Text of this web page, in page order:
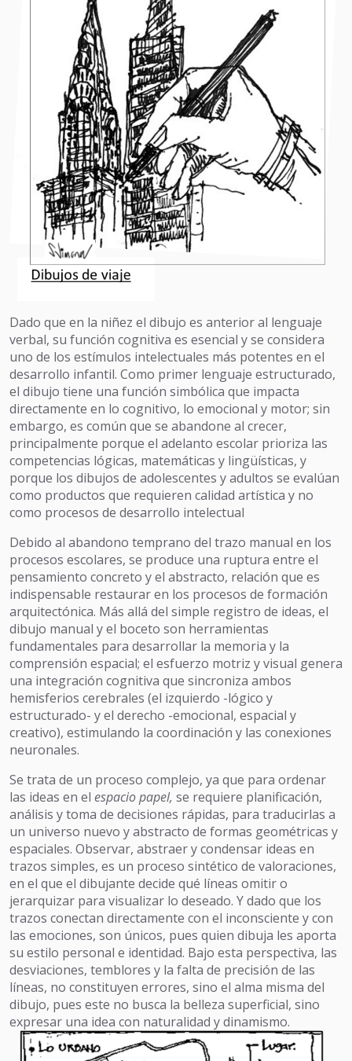
Dado que en la niñez el dibujo es anterior al lenguaje
verbal, su función cognitiva es esencial y se considera
uno de los estímulos intelectuales más potentes en el
desarrollo infantil. Como primer lenguaje estructurado,
el dibujo tiene una función simbólica que impacta
directamente en lo cognitivo, lo emocional y motor; sin
embargo, es común que se abandone al crecer,
principalmente porque el adelanto escolar prioriza las
competencias lógicas, matemáticas y lingüísticas, y
porque los dibujos de adolescentes y adultos se evalúan
como productos que requieren calidad artística y no
como procesos de desarrollo intelectual
Debido al abandono temprano del trazo manual en los
procesos escolares, se produce una ruptura entre el
pensamiento concreto y el abstracto, relación que es
indispensable restaurar en los procesos de formación
arquitectónica. Más allá del simple registro de ideas, el
dibujo manual y el boceto son herramientas
fundamentales para desarrollar la memoria y la
comprensión espacial; el esfuerzo motriz y visual genera
una integración cognitiva que sincroniza ambos
hemisferios cerebrales (el izquierdo -lógico y
estructurado- y el derecho -emocional, espacial y
creativo), estimulando la coordinación y las conexiones
neuronales.
Se trata de un proceso complejo, ya que para ordenar
las ideas en el espacio papel, se requiere planificación,
análisis y toma de decisiones rápidas, para traducirlas a
un universo nuevo y abstracto de formas geométricas y
espaciales. Observar, abstraer y condensar ideas en
trazos simples, es un proceso sintético de valoraciones,
en el que el dibujante decide qué líneas omitir o
jerarquizar para visualizar lo deseado. Y dado que los
trazos conectan directamente con el inconsciente y con
las emociones, son únicos, pues quien dibuja les aporta
su estilo personal e identidad. Bajo esta perspectiva, las
desviaciones, temblores y la falta de precisión de las
líneas, no constituyen errores, sino el alma misma del
dibujo, pues este no busca la belleza superficial, sino
expresar una idea con naturalidad y dinamismo.